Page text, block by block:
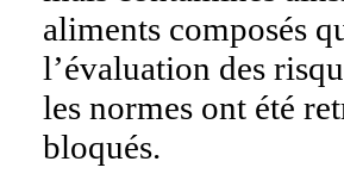
aliments composés
l’évaluation des
les normes ont été
bloqués.